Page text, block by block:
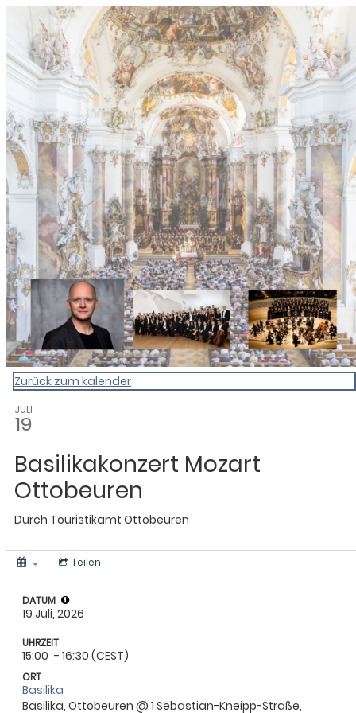
0831 - das Kemptener
Zurück zum kalender
JULI
19
Basilikakonzert Mozart
Ottobeuren
Durch Touristikamt Ottobeuren
Teilen
DATUM
19 Juli, 2026
UHRZEIT
15:00 - 16:30 (CEST)
ORT
Basilika
Basilika, Ottobeuren @ 1 Sebastian-Kneipp-Straße,